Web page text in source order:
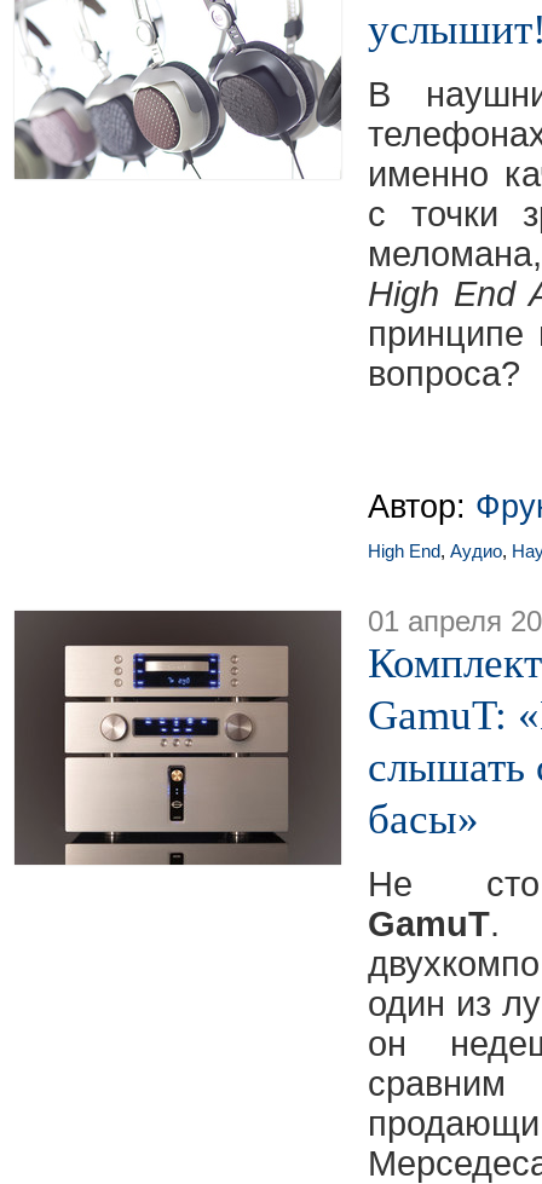
В
именно
с точки
High End
принципе
вопроса?
Автор:
High End, Аудио,
01 апреля
GamuT:
слышать
басы»
Не
GamuT.
один из
он